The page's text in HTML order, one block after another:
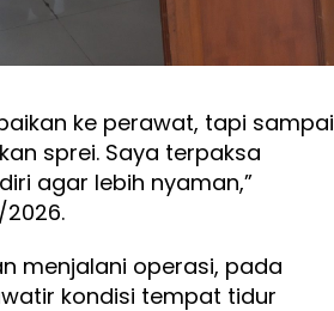
ke perawat, tapi sampai
sprei. Saya terpaksa
agar lebih nyaman,”
menjalani operasi, pada
kondisi tempat tidur